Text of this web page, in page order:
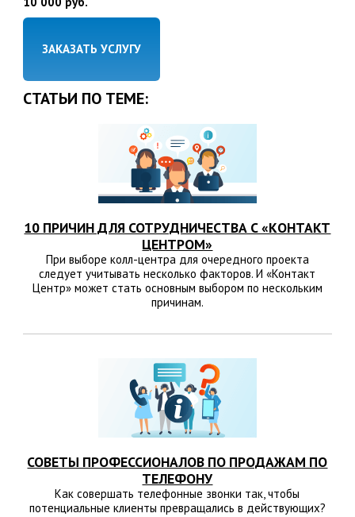
ЗАКАЗАТЬ УСЛУГУ
СТАТЬИ ПО ТЕМЕ:
10 ПРИЧИН ДЛЯ СОТРУДНИЧЕСТВА С «КОНТАКТ
ЦЕНТРОМ»
При выборе колл-центра для очередного проекта
следует учитывать несколько факторов. И «Контакт
Центр» может стать основным выбором по нескольким
причинам.
СОВЕТЫ ПРОФЕССИОНАЛОВ ПО ПРОДАЖАМ ПО
ТЕЛЕФОНУ
Как совершать телефонные звонки так, чтобы
потенциальные клиенты превращались в действующих?